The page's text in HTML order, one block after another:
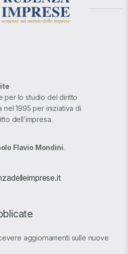
per lo studio del diritto
nel 1995 per iniziativa di
dell’impresa.
Flavio Mondini.
aggiornamenti sulle nuove